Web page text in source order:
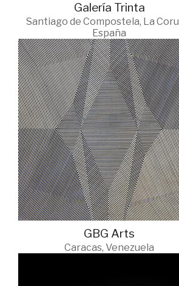
Galería Trinta
Santiago de Compostela, La
España
GBG Arts
Caracas, Venezuela